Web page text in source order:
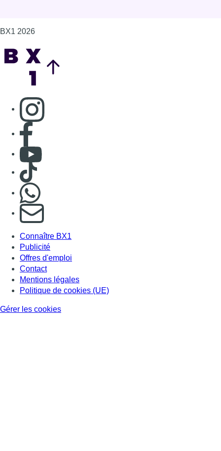
BX1 2026
Consulter page Instagram
Consulter page Facebook
Consulter Youtube
Consulter TikTok
S'abonner à notre newsletter
Connaître BX1
Publicité
Offres d'emploi
Contact
Mentions légales
Politique de cookies (UE)
Gérer les cookies